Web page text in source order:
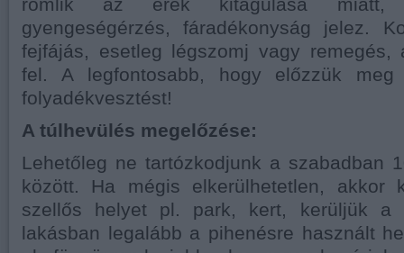
romlik az erek kitágulása miatt,
gyengeségérzés, fáradékonyság jelez.
fejfájás, esetleg légszomj vagy remegés,
fel. A legfontosabb, hogy előzzük
folyadékvesztést!
A túlhevülés megelőzése:
Lehetőleg ne tartózkodjunk a szabadban
között. Ha mégis elkerülhetetlen, akkor
szellős helyet pl. park, kert, kerüljük a
lakásban legalább a pihenésre használt